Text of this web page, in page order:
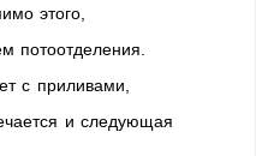
этого,
потоотделения.
с приливами,
и следующая